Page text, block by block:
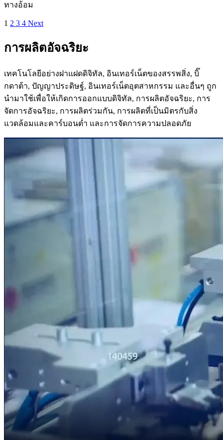
ทางอ้อม
1 2 3 4 Next
การผลิตอัจฉริยะ
เทคโนโลยีอย่างฝาแฝดดิจิทัล, อินเทอร์เน็ตของสรรพสิ่ง, บิ๊
กดาต้า, ปัญญาประดิษฐ์, อินเทอร์เน็ตอุตสาหกรรม และอื่นๆ ถูก
นำมาใช้เพื่อให้เกิดการออกแบบดิจิทัล, การผลิตอัจฉริยะ, การ
จัดการอัจฉริยะ, การผลิตร่วมกัน, การผลิตที่เป็นมิตรกับสิ่ง
แวดล้อมและคาร์บอนต่ำ และการจัดการความปลอดภัย